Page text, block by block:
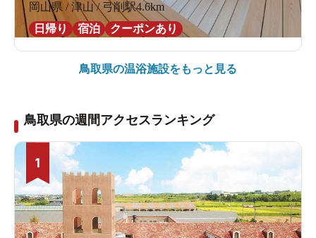
岡山県 / 津山 / 弓削駅4.6km
日帰り
宿泊 クーポンあり
鳥取県の温浴施設をもっと見る
鳥取県の週間アクセスランキング
1